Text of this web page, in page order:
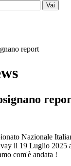
Vai
report
Nazionale
il 19 Luglio 2025
com'è andata !